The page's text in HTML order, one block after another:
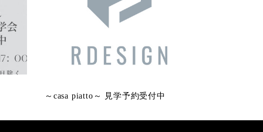
～casa piatto～ 見学予約受付中